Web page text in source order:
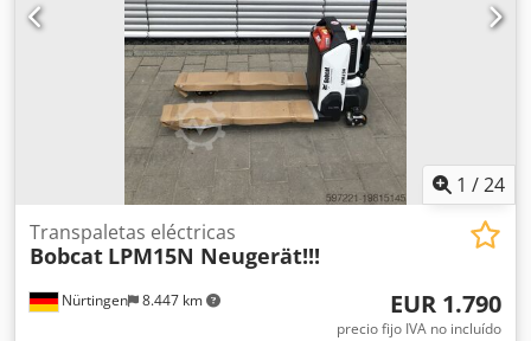
1 /24
Nürtingen 8.447 km
Transpaletas eléctricas
Bobcat LPM15N Neugerät!!!
EUR 1.790
precio fijo IVA no incluído